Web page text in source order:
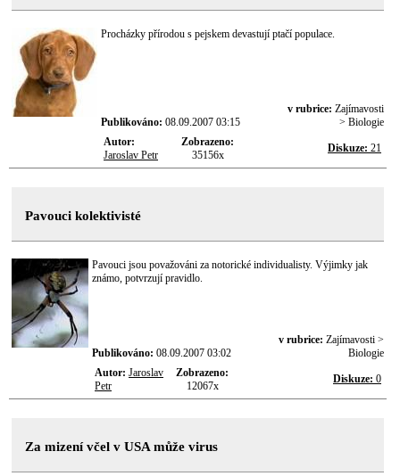
Procházky přírodou s pejskem devastují ptačí populace.
Publikováno: 08.09.2007 03:15
v rubrice: Zajímavosti
> Biologie
Autor:
Jaroslav Petr
Zobrazeno:
35156x
Diskuze: 21
Pavouci kolektivisté
Pavouci jsou považováni za notorické individualisty. Výjimky jak
známo, potvrzují pravidlo.
Publikováno: 08.09.2007 03:02
v rubrice: Zajímavosti >
Biologie
Autor: Jaroslav
Petr
Zobrazeno:
12067x
Diskuze: 0
Za mizení včel v USA může virus